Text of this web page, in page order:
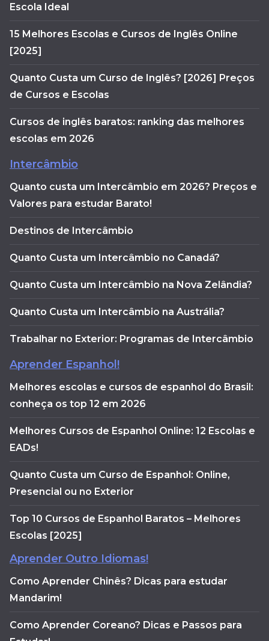
Escola Ideal
15 Melhores Escolas e Cursos de Inglês Online
[2025]
Quanto Custa um Curso de Inglês? [2026] Preços
de Cursos e Escolas
Cursos de inglês baratos: ranking das melhores
escolas em 2026
Intercâmbio
Quanto custa um Intercâmbio em 2026? Preços e
Valores para estudar Barato!
Destinos de Intercâmbio
Quanto Custa um Intercâmbio no Canadá?
Quanto Custa um Intercâmbio na Nova Zelândia?
Quanto Custa um Intercâmbio na Austrália?
Trabalhar no Exterior: Programas de Intercâmbio
Aprender Espanhol!
Melhores escolas e cursos de espanhol do Brasil:
conheça os top 12 em 2026
Melhores Cursos de Espanhol Online: 12 Escolas e
EADs!
Quanto Custa um Curso de Espanhol: Online,
Presencial ou no Exterior
Top 10 Cursos de Espanhol Baratos – Melhores
Escolas [2025]
Aprender Outro Idiomas!
Como Aprender Chinês? Dicas para estudar
Mandarim!
Como Aprender Coreano? Dicas e Passos para